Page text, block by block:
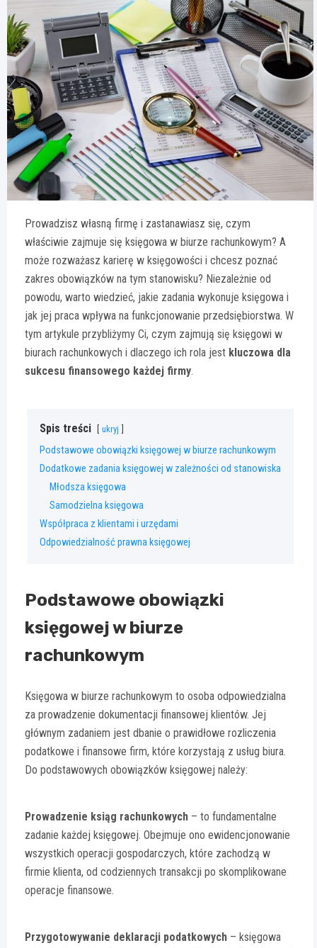
Prowadzisz własną firmę i zastanawiasz się, czym
właściwie zajmuje się księgowa w biurze rachunkowym? A
może rozważasz karierę w księgowości i chcesz poznać
zakres obowiązków na tym stanowisku? Niezależnie od
powodu, warto wiedzieć, jakie zadania wykonuje księgowa i
jak jej praca wpływa na funkcjonowanie przedsiębiorstwa. W
tym artykule przybliżymy Ci, czym zajmują się księgowi w
biurach rachunkowych i dlaczego ich rola jest kluczowa dla
sukcesu finansowego każdej firmy.
Spis treści ukryj
Podstawowe obowiązki księgowej w biurze rachunkowym
Dodatkowe zadania księgowej w zależności od stanowiska
Młodsza księgowa
Samodzielna księgowa
Współpraca z klientami i urzędami
Odpowiedzialność prawna księgowej
Podstawowe obowiązki
księgowej w biurze
rachunkowym
Księgowa w biurze rachunkowym to osoba odpowiedzialna
za prowadzenie dokumentacji finansowej klientów. Jej
głównym zadaniem jest dbanie o prawidłowe rozliczenia
podatkowe i finansowe firm, które korzystają z usług biura.
Do podstawowych obowiązków księgowej należy:
Prowadzenie ksiąg rachunkowych – to fundamentalne
zadanie każdej księgowej. Obejmuje ono ewidencjonowanie
wszystkich operacji gospodarczych, które zachodzą w
firmie klienta, od codziennych transakcji po skomplikowane
operacje finansowe.
Przygotowywanie deklaracji podatkowych – księgowa